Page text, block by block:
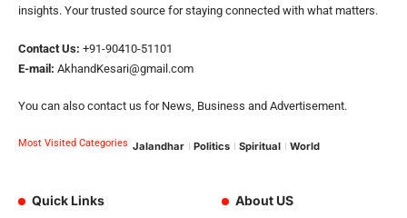
insights. Your trusted source for staying connected with what matters.
Contact Us: +91-90410-51101
E-mail: AkhandKesari@gmail.com
You can also contact us for News, Business and Advertisement.
Most Visited Categories Jalandhar Politics Spiritual World
Quick Links About US